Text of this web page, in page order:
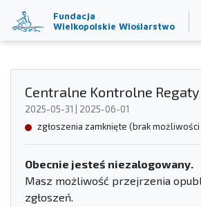
Fundacja
Wielkopolskie Wioślarstwo
Centralne Kontrolne
2025-05-31 | 2025-06-01
zgłoszenia zamknięte (brak możliwości
Obecnie jesteś niezalogowany.
Masz możliwość przejrzenia
zgłoszeń.